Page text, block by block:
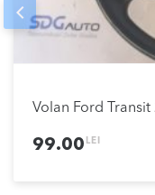
Volan Ford Transit
99.00 LEI
Prev